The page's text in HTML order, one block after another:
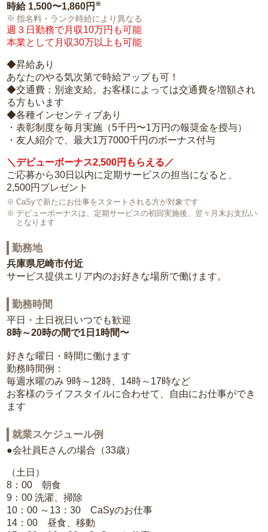
時給 1,500〜1,860円 ※
指名料・ランク時給により異なる
週３日勤務で月収10万円も可能
本業として月収30万以上も可能
◆昇給あり
あなたのやる気次第で時給アップも可！
◆交通費：別途支給。お客様によっては交通費を増額され
る方もいます
◆各種インセンティブあり
・表彰制度を毎月実施（5千円〜1万円の報奨金を授与）
・友人紹介で、最大1万7000千円のボーナス付与
＼デビューボーナス2,500円もらえる／
ご応募から30日以内に定期サービスの担当になると、
2,500円プレゼント
CaSyで新たにお仕事をスタートされる方が対象です
デビューボーナスは、定期サービスの初回実施後、翌々月末お支払い
となります
勤務地
兵庫県尼崎市付近
サービス提供エリア内のお好きな場所で働けます。
勤務時間
平日・土日祝日いつでも歓迎
8時～20時の間で1日1時間〜
好きな曜日・時間に働けます
勤務時間例：
毎週水曜のみ 9時～12時、14時～17時など
お客様のライフスタイルに合わせて、自由にお仕事ができ
ます
就業スケジュール例
●会社員Eさんの場合（33歳）
（土日）
8：00 朝食
9：00 洗濯、掃除
10：00 ～13：30 CaSyのお仕事
14：00 昼食、移動